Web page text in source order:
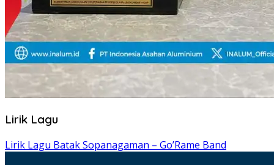
Lirik Lagu
Lirik Lagu Batak Sopanagaman – Go’Rame Band